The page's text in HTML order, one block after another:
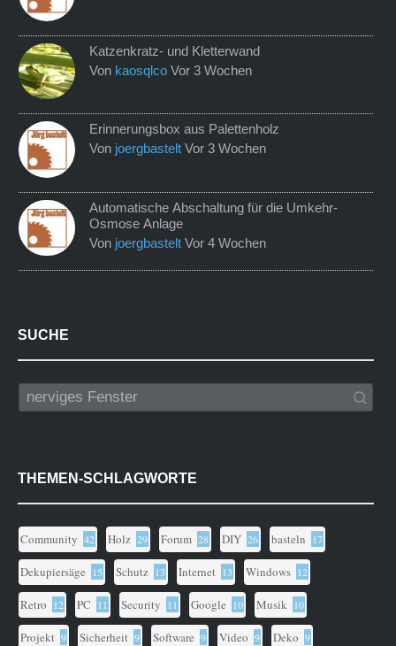
Katzenkratz- und Kletterwand
Von kaosqlco Vor 3 Wochen
Erinnerungsbox aus Palettenholz
Von joergbastelt Vor 3 Wochen
Automatische Abschaltung für die Umkehr-
Osmose Anlage
Von joergbastelt Vor 4 Wochen
SUCHE
THEMEN-SCHLAGWORTE
Community 42 Holz 29 Forum 28 DIY 26 basteln 17
Dekupiersäge 15 Schutz 13 Internet 13 Windows 12
Retro 12 PC 11 Security 11 Google 10 Musik 10
Projekt 9 Sicherheit 9 Software 9 Video 9 Deko 9